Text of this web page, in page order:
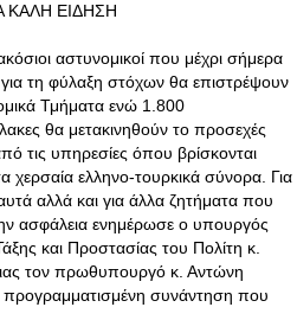
ΚΑΛΗ ΕΙΔΗΣΗ
αστυνομικοί που μέχρι σήμερα
για τη φύλαξη στόχων θα επιστρέψουν
Τμήματα ενώ 1.800
θα μετακινηθούν το προσεχές
τις υπηρεσίες όπου βρίσκονται
χερσαία ελληνο-τουρκικά σύνορα. Για
αλλά και για άλλα ζητήματα που
ασφάλεια ενημέρωσε ο υπουργός
και Προστασίας του Πολίτη κ.
τον πρωθυπουργό κ. Αντώνη
συνάντηση που